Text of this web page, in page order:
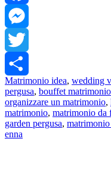
Facebook
Messenger
Twitter
Share
Matrimonio idea, wedding
pergusa, bouffet
organizzare un matrimonio,
matrimonio, matrimonio da
garden pergusa,
enna